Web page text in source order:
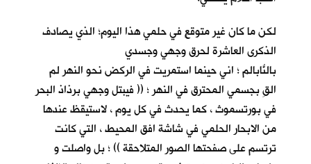
لكن ما كان غير متوقعٍ في حلمي هذا اليوم؛ الذي يصادف
الذكرى العاشرة لحرق وجهي وجسدي
بالنّابالم ؛ اني حينما استمريتُ في الركض نحو النهر لم
القِ بجسمي المحترق في النهر ؛ (( فيبتل وجهي برذاذ البحر
في بورتسموث ، كما يحدث في كل يوم ، لاستيقظ عندها
من الابحار الحلمي في شاشة افق المحيط ، التي كانت
ترتسم على صفحتها الصور المتلاحقة )) ؛ بل واصلت و